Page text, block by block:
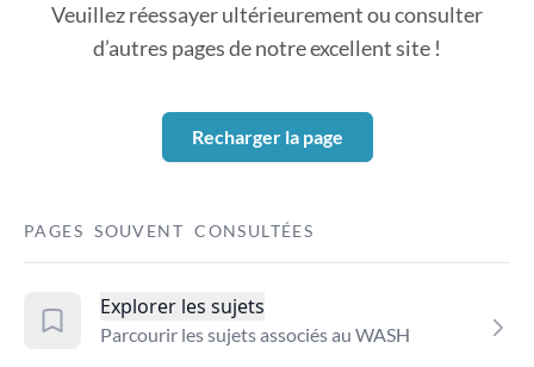
Veuillez réessayer ultérieurement ou consulter
d’autres pages de notre excellent site !
Recharger la page
PAGES SOUVENT CONSULTÉES
Explorer les sujets
Parcourir les sujets associés au WASH